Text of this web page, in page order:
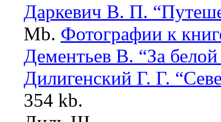
Даркевич В. П.
Mb. Фотографии к
Дементьев В. “За белой
Дилигенский Г. Г.
354 kb.